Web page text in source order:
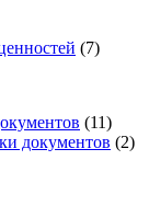
(7)
(11)
документов (2)